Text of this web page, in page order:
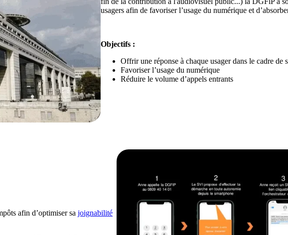
usagers afin de favoriser l’usage du numérique et
Objectifs :
Offrir une réponse à chaque usager dans le cadre de
Favoriser l’usage du numérique
Réduire le volume d’appels entrants
afin d’optimiser sa joignabilité